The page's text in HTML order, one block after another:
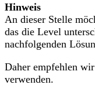
Hinweis
An dieser Stelle
das die Level
nachfolgenden
Daher empfehlen
verwenden.